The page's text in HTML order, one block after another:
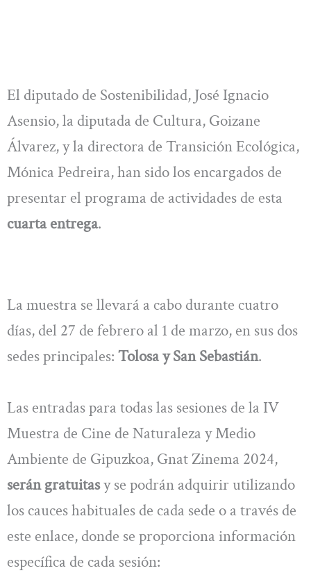
El diputado de Sostenibilidad, José Ignacio
Asensio, la diputada de Cultura, Goizane
Álvarez, y la directora de Transición Ecológica,
Mónica Pedreira, han sido los encargados de
presentar el programa de actividades de esta
cuarta entrega.
La muestra se llevará a cabo durante cuatro
días, del 27 de febrero al 1 de marzo, en sus dos
sedes principales: Tolosa y San Sebastián.
Las entradas para todas las sesiones de la IV
Muestra de Cine de Naturaleza y Medio
Ambiente de Gipuzkoa, Gnat Zinema 2024,
serán gratuitasy se podrán adquirir utilizando
los cauces habituales de cada sede o a través de
este enlace, donde se proporciona información
específica de cada sesión: